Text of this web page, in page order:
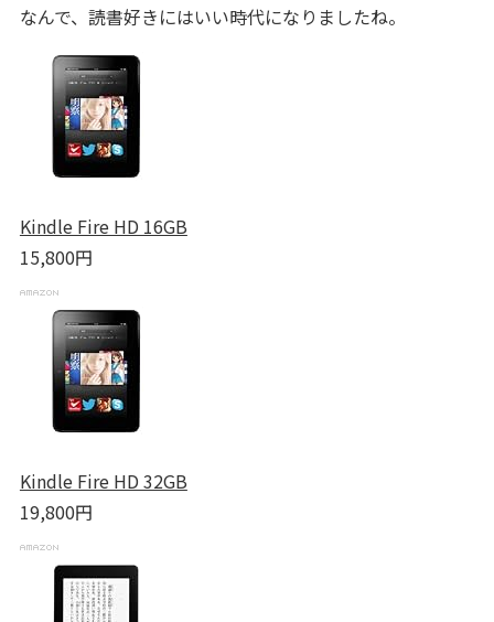
なんで、読書好きにはいい時代になりましたね。
Kindle Fire HD 16GB
15,800円
Kindle Fire HD 32GB
19,800円